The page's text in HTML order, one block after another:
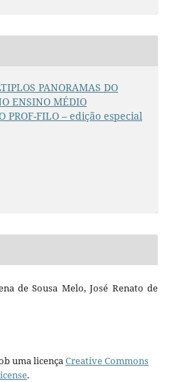
PANORAMAS DO
ENSINO MÉDIO
PROF-FILO – edição especial
de Sousa Melo, José Renato de
uma licençaCreative Commons
.